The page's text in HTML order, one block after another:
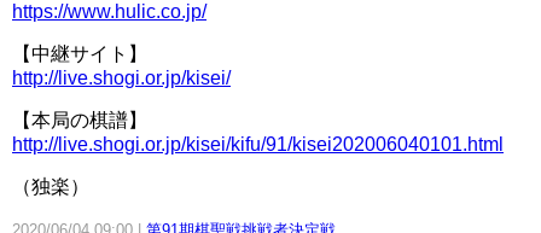
https://www.hulic.co.jp/
【中継サイト】
http://live.shogi.or.jp/kisei/
【本局の棋譜】
http://live.shogi.or.jp/kisei/kifu/91/kisei202006040101.html
（独楽）